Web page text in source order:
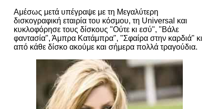
Αμέσως μετά υπέγραψε με τη Μεγαλύτερη
δισκογραφική εταιρία του κόσμου, τη Universal και
κυκλοφόρησε τους δίσκους "Ούτε κι εσύ", "Βάλε
φαντασία", Άμπρα Κατάμπρα", "Σφαίρα στην καρδιά" κι
από κάθε δίσκο ακούμε και σήμερα πολλά τραγούδια.